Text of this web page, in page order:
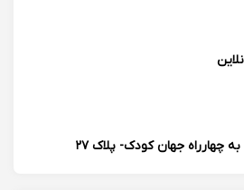
چهارراه جهان کودک- پلاک ۲۷